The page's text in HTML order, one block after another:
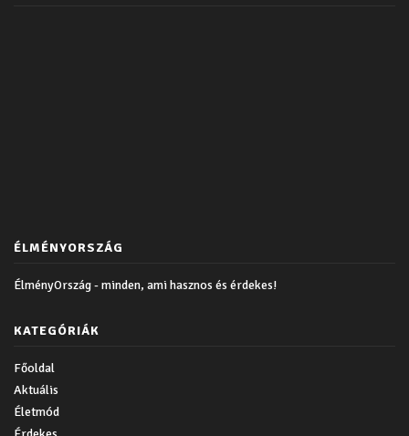
ÉLMÉNYORSZÁG
ÉlményOrszág - minden, ami hasznos és érdekes!
KATEGÓRIÁK
Főoldal
Aktuális
Életmód